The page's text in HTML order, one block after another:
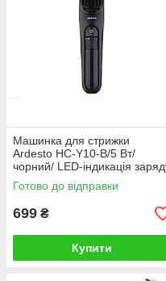
Машинка для стрижки
Ardesto HC-Y10-B/5 Вт/
чорний/ LED-індикація
Готово до відправки
699 ₴
Купити